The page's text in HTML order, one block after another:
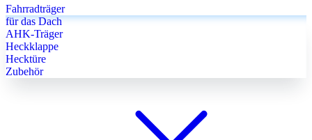
Fahrradträger
für das Dach
AHK-Träger
Heckklappe
Hecktüre
Zubehör